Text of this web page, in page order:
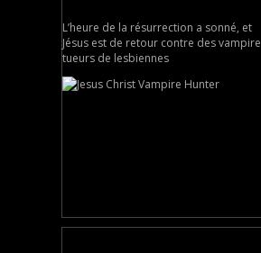
L’heure de la résurrection a sonné, et
Jésus est de retour contre des vampire
tueurs de lesbiennes